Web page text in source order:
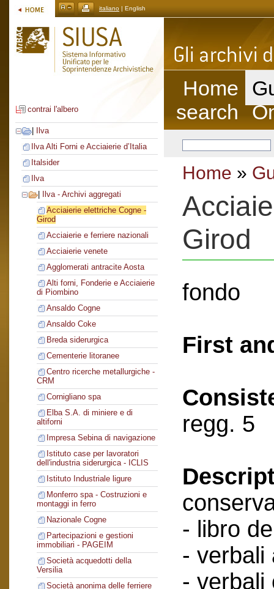
italiano | English
contrai l'albero
Ilva
Ilva Alti Forni e Acciaierie d’Italia
Italsider
Ilva
Ilva - Archivi aggregati
Acciaierie elettriche Cogne -
Girod
Acciaierie e ferriere nazionali
Acciaierie venete
Agglomerati antracite Aosta
Alti forni, Fonderie e Acciaierie
di Piombino
Ansaldo Cogne
Ansaldo Coke
Breda siderurgica
Cementerie litoranee
Centro ricerche metallurgiche -
CRM
Cornigliano spa
Elba S.A. di miniere e di
altiforni
Impresa Sebina di navigazione
Istituto case per lavoratori
dell'industria siderurgica - ICLIS
Istituto Industriale ligure
Monferro spa - Costruzioni e
montaggi in ferro
Nazionale Cogne
Partecipazioni e gestioni
immobiliari - PAGEIM
Società acquedotti della
Versilia
Società anonima delle ferriere
Home
search
Home »
Girod
fondo
First
regg. 5
- libro
- verbali
- verbali